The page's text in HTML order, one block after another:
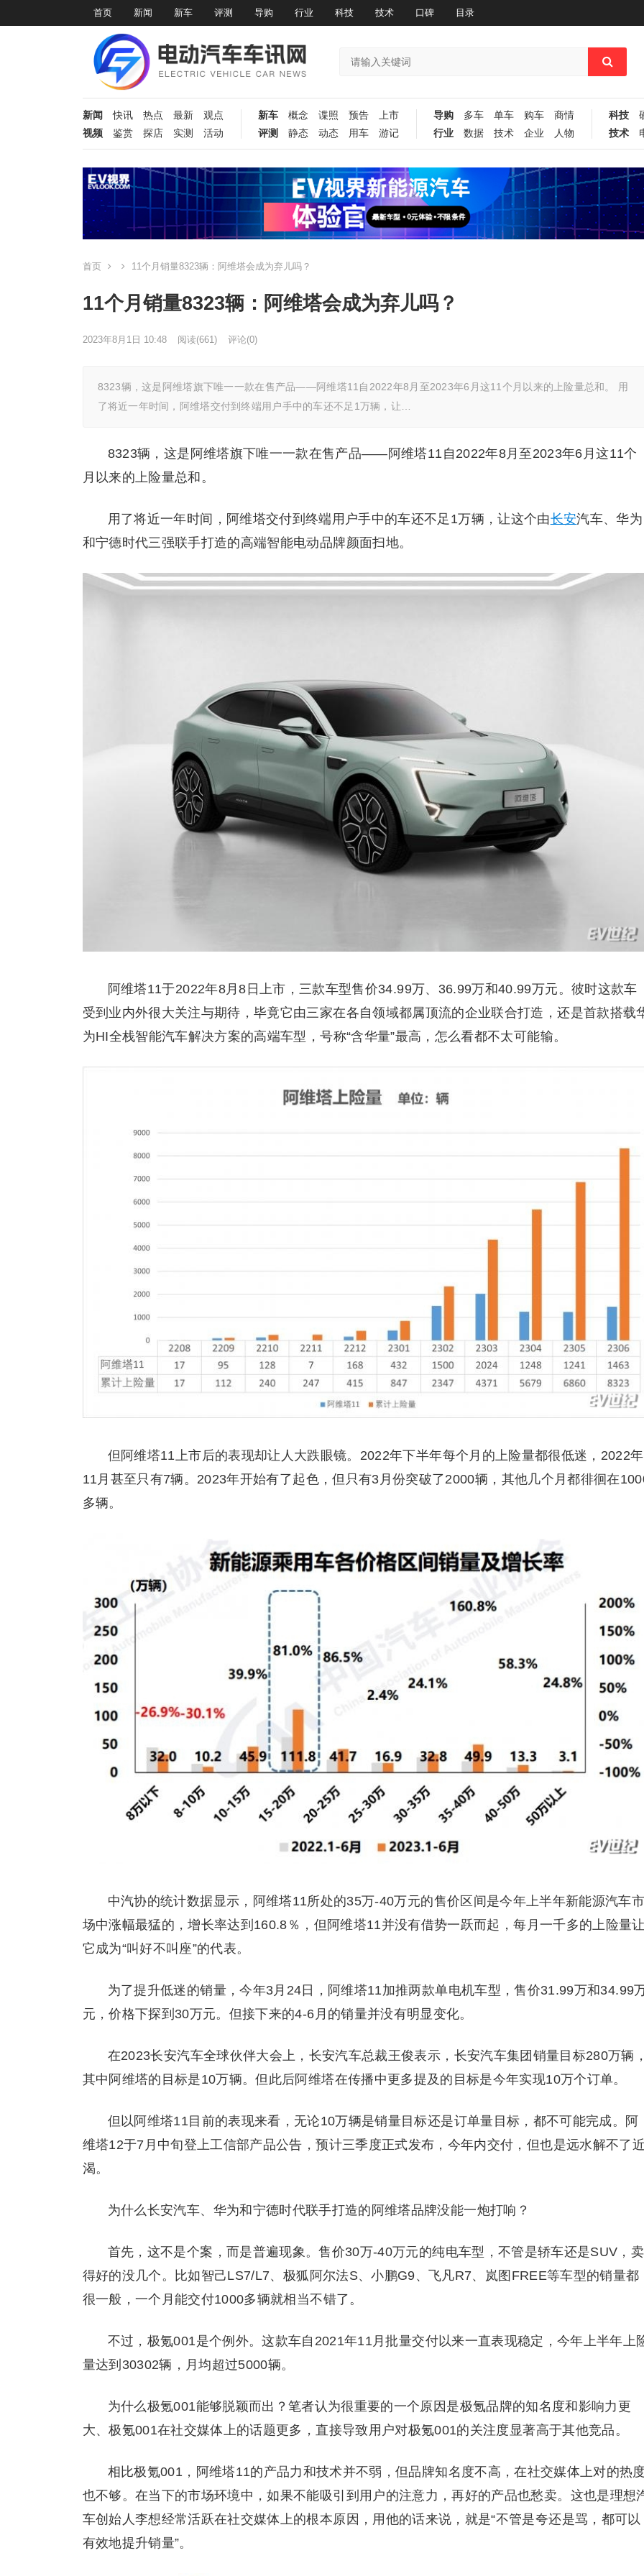
首页 新闻 新车 评测 导购 行业 科技 技术 口碑 目录
新闻 快讯 热点 最新
观点
视频
鉴赏 探店 实测 活动
新车 概念 谍照 预告
上市
评测
静态 动态 用车 游记
导购 多车 单车 购车
商情
行业
数据 技术 企业 人物
科技
技术
首页 11个月销量8323辆：阿维塔会成为弃儿吗？
11个月销量8323辆：阿维塔会成为弃儿吗？
2023年8月1日 10:48 阅读(661) 评论(0)
8323辆，这是阿维塔旗下唯一一款在售产品——阿维塔11自2022年8月至2023年6月这11个月以来的上险量总和。 用
了将近一年时间，阿维塔交付到终端用户手中的车还不足1万辆，让…
8323辆，这是阿维塔旗下唯一一款在售产品——阿维塔11自2022年8月至2023年6月这11个
月以来的上险量总和。
用了将近一年时间，阿维塔交付到终端用户手中的车还不足1万辆，让这个由长安汽车、华为
和宁德时代三强联手打造的高端智能电动品牌颜面扫地。
阿维塔11于2022年8月8日上市，三款车型售价34.99万、36.99万和40.99万元。彼时这款车
受到业内外很大关注与期待，毕竟它由三家在各自领域都属顶流的企业联合打造，还是首款搭载
为HI全栈智能汽车解决方案的高端车型，号称“含华量”最高，怎么看都不太可能输。
但阿维塔11上市后的表现却让人大跌眼镜。2022年下半年每个月的上险量都很低迷，2022年
11月甚至只有7辆。2023年开始有了起色，但只有3月份突破了2000辆，其他几个月都徘徊在
多辆。
中汽协的统计数据显示，阿维塔11所处的35万-40万元的售价区间是今年上半年新能源汽车
场中涨幅最猛的，增长率达到160.8％，但阿维塔11并没有借势一跃而起，每月一千多的上险量
它成为“叫好不叫座”的代表。
为了提升低迷的销量，今年3月24日，阿维塔11加推两款单电机车型，售价31.99万和34.99
元，价格下探到30万元。但接下来的4-6月的销量并没有明显变化。
在2023长安汽车全球伙伴大会上，长安汽车总裁王俊表示，长安汽车集团销量目标280万辆
其中阿维塔的目标是10万辆。但此后阿维塔在传播中更多提及的目标是今年实现10万个订单。
但以阿维塔11目前的表现来看，无论10万辆是销量目标还是订单量目标，都不可能完成。阿
维塔12于7月中旬登上工信部产品公告，预计三季度正式发布，今年内交付，但也是远水解不了
渴。
为什么长安汽车、华为和宁德时代联手打造的阿维塔品牌没能一炮打响？
首先，这不是个案，而是普遍现象。售价30万-40万元的纯电车型，不管是轿车还是SUV，卖
得好的没几个。比如智己LS7/L7、极狐阿尔法S、小鹏G9、飞凡R7、岚图FREE等车型的销量都
很一般，一个月能交付1000多辆就相当不错了。
不过，极氪001是个例外。这款车自2021年11月批量交付以来一直表现稳定，今年上半年上
量达到30302辆，月均超过5000辆。
为什么极氪001能够脱颖而出？笔者认为很重要的一个原因是极氪品牌的知名度和影响力更
大、极氪001在社交媒体上的话题更多，直接导致用户对极氪001的关注度显著高于其他竞品。
相比极氪001，阿维塔11的产品力和技术并不弱，但品牌知名度不高，在社交媒体上对的热
也不够。在当下的市场环境中，如果不能吸引到用户的注意力，再好的产品也愁卖。这也是理想
车创始人李想经常活跃在社交媒体上的根本原因，用他的话来说，就是“不管是夸还是骂，都可以
有效地提升销量”。